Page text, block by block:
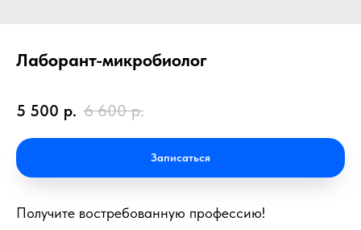
Лаборант-микробиолог
5 500 р. 6 600 р.
Записаться
Получите востребованную профессию!